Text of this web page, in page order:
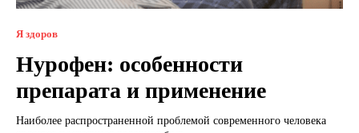
Я здоров
Нурофен: особенности
препарата и применение
Наиболее распространенной проблемой современного человека